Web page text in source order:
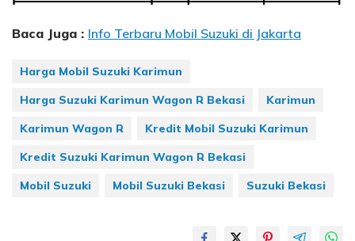
Baca Juga : Info Terbaru Mobil Suzuki di Jakarta
Harga Mobil Suzuki Karimun
Harga Suzuki Karimun Wagon R Bekasi
Karimun
Karimun Wagon R
Kredit Mobil Suzuki Karimun
Kredit Suzuki Karimun Wagon R Bekasi
Mobil Suzuki
Mobil Suzuki Bekasi Suzuki Bekasi